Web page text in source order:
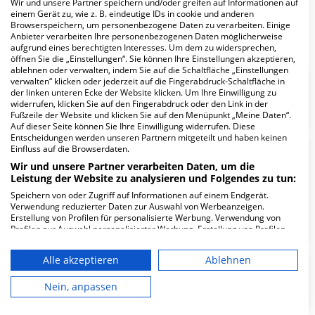
Kinder- und Jugendpsychiatrie
Innere Medizin mit
Schwerpunkten
Gastroenterologie, Kardiologie,
Pneumologie, Schlaf- und
Beatmungsmedizin
Augenheilkunde
einem Gerät zu, wie z. B. eindeutige IDs in cookie und anderen
Browserspeichern, um personenbezogene Daten zu verarbeiten. Einige
Anbieter verarbeiten Ihre personenbezogenen Daten möglicherweise
aufgrund eines berechtigten Interesses. Um dem zu widersprechen,
öffnen Sie die „Einstellungen“. Sie können Ihre Einstellungen akzeptieren,
ablehnen oder verwalten, indem Sie auf die Schaltfläche „Einstellungen
verwalten“ klicken oder jederzeit auf die Fingerabdruck-Schaltfläche in
der linken unteren Ecke der Website klicken. Um Ihre Einwilligung zu
widerrufen, klicken Sie auf den Fingerabdruck oder den Link in der
Fußzeile der Website und klicken Sie auf den Menüpunkt „Meine Daten“.
Auf dieser Seite können Sie Ihre Einwilligung widerrufen. Diese
Entscheidungen werden unseren Partnern mitgeteilt und haben keinen
Einfluss auf die Browserdaten.
Wir und unsere Partner verarbeiten Daten, um die
Leistung der Website zu analysieren und Folgendes zu tun:
Speichern von oder Zugriff auf Informationen auf einem Endgerät.
Verwendung reduzierter Daten zur Auswahl von Werbeanzeigen.
Erstellung von Profilen für personalisierte Werbung. Verwendung von
Profilen zur Auswahl personalisierter Werbung. Erstellung von Profilen
personalisierter Inhalte. Messung der Werbeleistung. Messung der
Performance von Inhalten. Analyse von Zielgruppen durch Statistiken
oder Kombinationen von Daten aus verschiedenen Quellen. Entwicklung
und Verbesserung der Angebote. Verwendung reduzierter Daten zur
Auswahl von Inhalten.
Alle akzeptieren
Ablehnen
Nein, anpassen